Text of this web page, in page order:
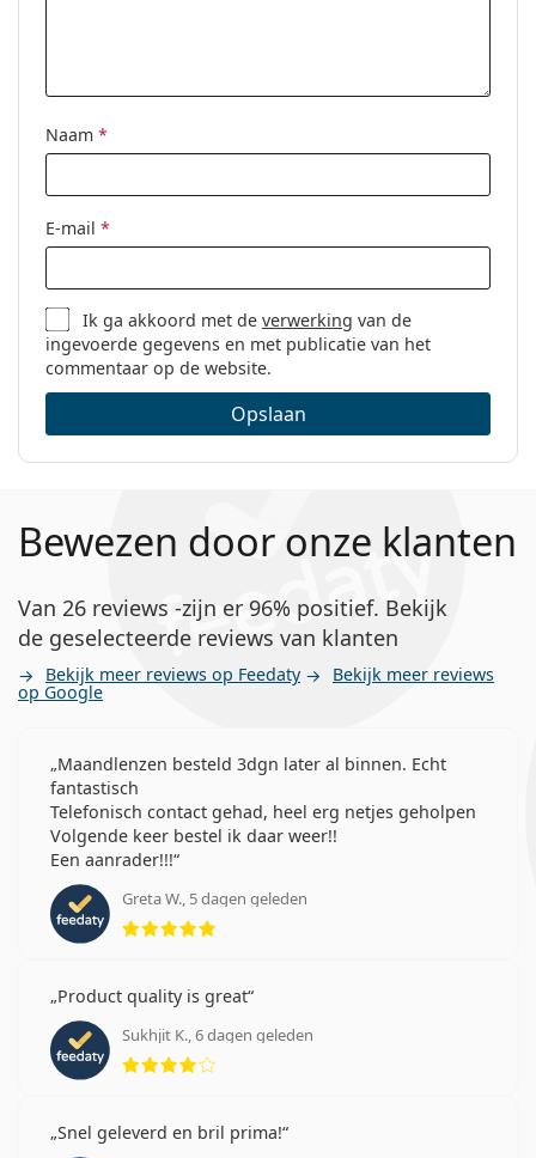
Naam *
E-mail *
Ik ga akkoord met deverwerking van de
ingevoerde gegevens en met publicatie van het
commentaar op de website.
Opslaan
Bewezen door onze klanten
Van 26 reviews -zijn er 96% positief. Bekijk
de geselecteerde reviews van klanten
Bekijk meer reviews op Feedaty Bekijk meer reviews
op Google
Maandlenzen besteld 3dgn later al binnen. Echt
fantastisch
Telefonisch contact gehad, heel erg netjes geholpen
Volgende keer bestel ik daar weer!!
Een aanrader!!!
Greta W., 5 dagen geleden
Beoordeling 5 van 5
Product quality is great
Sukhjit K., 6 dagen geleden
Beoordeling 4 van 5
Snel geleverd en bril prima!